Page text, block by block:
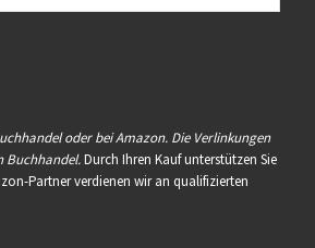
oder bei Amazon. Die Verlinkungen
Buchhandel.Durch Ihren Kauf unterstützen Sie
Partner verdienen wir an qualifizierten